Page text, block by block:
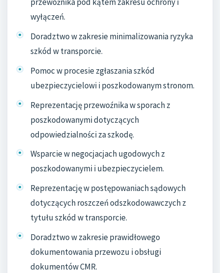
wyłączeń.
Doradztwo w zakresie minimalizowania ryzyka
szkód w transporcie.
Pomoc w procesie zgłaszania szkód
ubezpieczycielowi i poszkodowanym stronom.
Reprezentację przewoźnika w sporach z
poszkodowanymi dotyczących
odpowiedzialności za szkodę.
Wsparcie w negocjacjach ugodowych z
poszkodowanymi i ubezpieczycielem.
Reprezentację w postępowaniach sądowych
dotyczących roszczeń odszkodowawczych z
tytułu szkód w transporcie.
Doradztwo w zakresie prawidłowego
dokumentowania przewozu i obsługi
dokumentów CMR.